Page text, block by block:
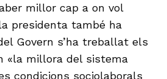
millor cap a on vol
presidenta també ha
Govern s’ha treballat els
«la millora del sistema
condicions sociolaborals